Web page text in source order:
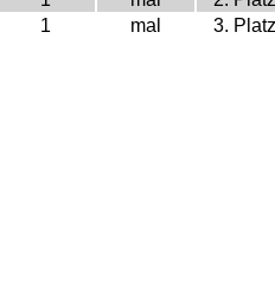
1
mal 3.